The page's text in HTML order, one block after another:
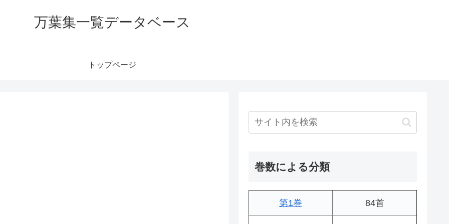
万葉集一覧データベース
トップページ
巻数による分類
第1巻 84首